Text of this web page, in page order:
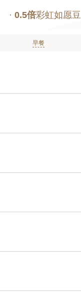
· 0.5倍彩虹如愿豆
早餐